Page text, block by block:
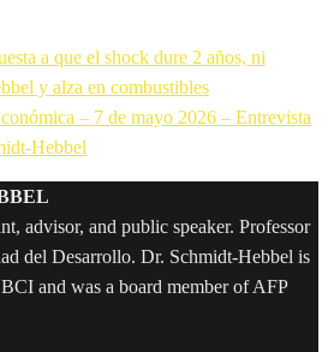
a que el shock dure 2 años, ni
y alza en combustibles
– 7 de mayo 2026 – Entrevista
Hebbel
advisor, and public speaker. Professor
del Desarrollo. Dr. Schmidt-Hebbel is
and was a board member of AFP